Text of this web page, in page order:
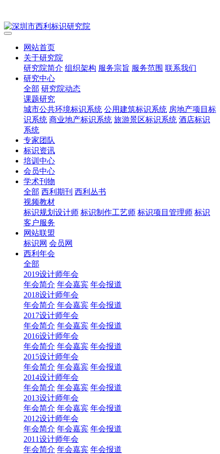
网站首页
关于研究院
研究院简介 组织架构 服务宗旨 服务范围 联系我们
研究中心
全部 研究院动态
课题研究
城市公共环境标识系统 公用建筑标识系统 房地产项目标
识系统 商业地产标识系统 旅游景区标识系统 酒店标识
系统
专家团队
标识资讯
培训中心
会员中心
学术刊物
全部 西利期刊 西利丛书
视频教材
标识规划设计师 标识制作工艺师 标识项目管理师 标识
客户服务
网站联盟
标识网 会员网
西利年会
全部
2019设计师年会
年会简介 年会嘉宾 年会报道
2018设计师年会
年会简介 年会嘉宾 年会报道
2017设计师年会
年会简介 年会嘉宾 年会报道
2016设计师年会
年会简介 年会嘉宾 年会报道
2015设计师年会
年会简介 年会嘉宾 年会报道
2014设计师年会
年会简介 年会嘉宾 年会报道
2013设计师年会
年会简介 年会嘉宾 年会报道
2012设计师年会
年会简介 年会嘉宾 年会报道
2011设计师年会
年会简介 年会嘉宾 年会报道